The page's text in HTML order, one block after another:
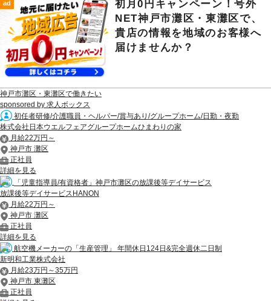
ad
初月0円キャンペーン！号外
NET神戸市灘区・東灘区で、
貴店の情報を地域のお客様へ
届けませんか？
神戸市灘区・東灘区で働きたい
sponsored by 求人ボックス
初任者研修/介護職員・ヘルパー/賞与あり/グループホーム/日勤・夜勤
株式会社日本ウエルフェアグループホームひまわりの家
月給22万円～
神戸市 灘区
正社員
詳細を見る
「児童指導員/有資格者」神戸市灘区の放課後等デイサービス
放課後等デイサービスHANON
月給22万円～
神戸市 灘区
正社員
詳細を見る
航空機メーカーの「生産管理」 年間休日124日&完全週休二日制
新明和工業株式会社
月給23万円～35万円
神戸市 東灘区
正社員